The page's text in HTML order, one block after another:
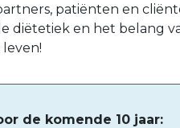
patiënten en
diëtetiek en het belang
de komende 10 jaar: